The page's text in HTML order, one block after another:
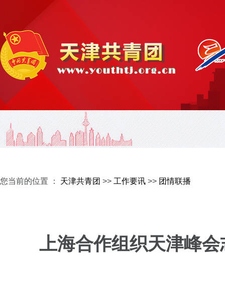
您当前的位置 ： 天津共青团 >> 工作要讯 >> 团情联播
上海合作组织天津峰